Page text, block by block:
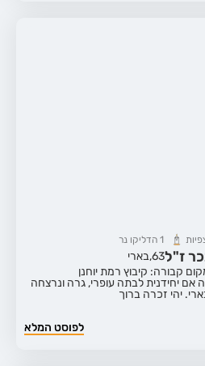
1 הדליקו נר
ז"ל63,בארי
קבורה: קיבוץ רמת יוחנן
אם יחידנית לבתה עופרי, גרה ונרצחה
יהי זכרה ברוך
לפוסט המלא